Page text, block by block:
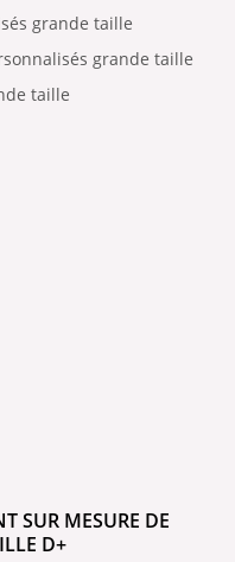
grande taille
grande taille
taille
SUR MESURE DE
D+